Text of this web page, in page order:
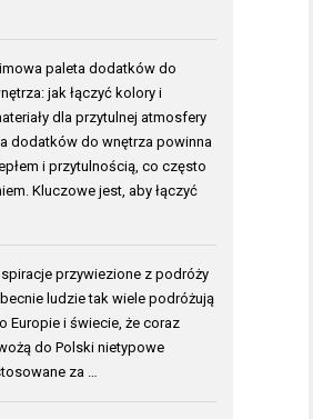
paleta dodatków do
jak łączyć kolory i
dla przytulnej atmosfery
dodatków do wnętrza powinna
i przytulnością, co często
Kluczowe jest, aby łączyć
przywiezione z podróży
ludzie tak wiele podróżują
Europie i świecie, że coraz
do Polski nietypowe
za …